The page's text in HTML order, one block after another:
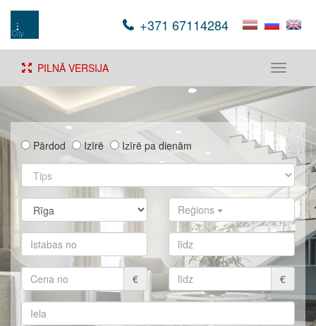
+371 67114284
Toggle
PILNĀ VERSIJA
Pārdod Izīrē Izīrē pa dienām
Reģions
€ €